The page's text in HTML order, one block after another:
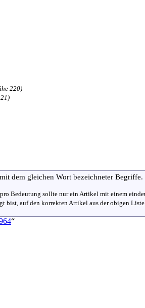
220)
dem gleichen Wort bezeichneter Begriffe.
Bedeutung sollte nur ein Artikel mit einem
bist, auf den korrekten Artikel aus der obigen
“